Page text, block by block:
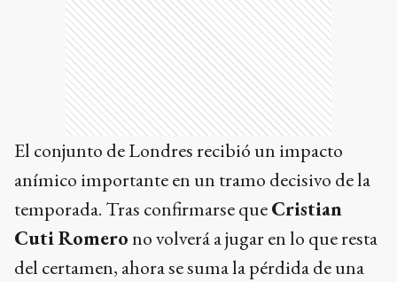
El conjunto de Londres recibió un impacto
anímico importante en un tramo decisivo de la
temporada. Tras confirmarse queCristian
Cuti Romerono volverá a jugar en lo que resta
del certamen, ahora se suma la pérdida de una